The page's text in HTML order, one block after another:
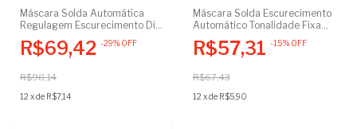
Máscara Solda Automática
Regulagem Escurecimento Din
9 A 13 Profissional Elétrica
R$69,42 -29% OFF
R$98,14
12 xde R$7,14
Máscara Solda Escurecimento
Automático Tonalidade Fixa
Din 11 Profissional Elétrica
R$57,31 -15% OFF
R$67,43
12 xde R$5,90